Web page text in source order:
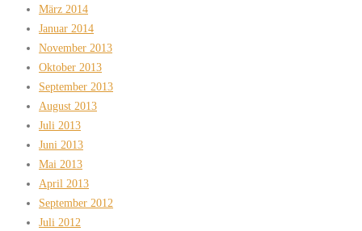
März 2014
Januar 2014
November 2013
Oktober 2013
September 2013
August 2013
Juli 2013
Juni 2013
Mai 2013
April 2013
September 2012
Juli 2012